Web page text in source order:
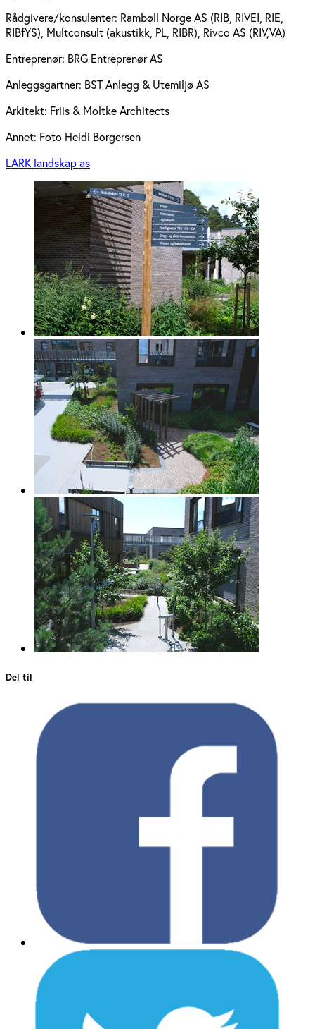
Rådgivere/konsulenter: Rambøll Norge AS (RIB, RIVEI, RIE,
RIBfYS), Multconsult (akustikk, PL, RIBR), Rivco AS (RIV,VA)
Entreprenør: BRG Entreprenør AS
Anleggsgartner: BST Anlegg & Utemiljø AS
Arkitekt: Friis & Moltke Architects
Annet: Foto Heidi Borgersen
LARK landskap as
Del til